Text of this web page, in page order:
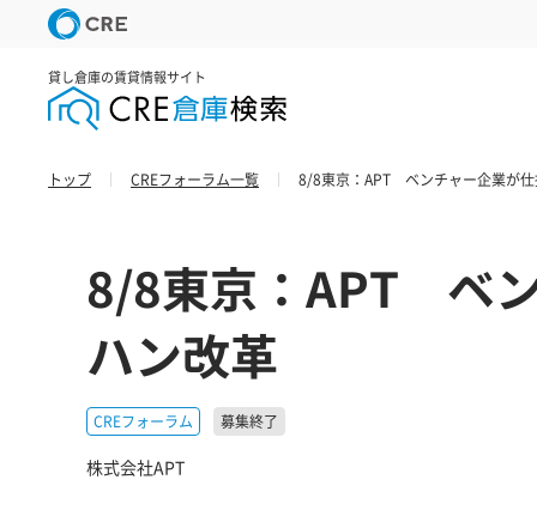
貸し倉庫の賃貸情報サイト
トップ CREフォーラム一覧 8/8東京：APT ベンチャー企業が仕
8/8東京：APT ベ
ハン改革
CREフォーラム 募集終了
株式会社APT